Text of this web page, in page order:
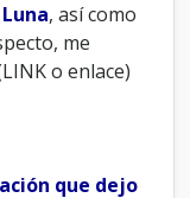
, así como
me
o enlace)
que dejo